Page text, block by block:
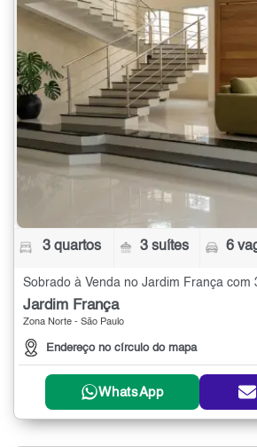
3 quartos 3 suítes 6
Sobrado à Venda no Jardim França com
Jardim França
Zona Norte - São Paulo
Endereço no círculo do mapa
WhatsApp